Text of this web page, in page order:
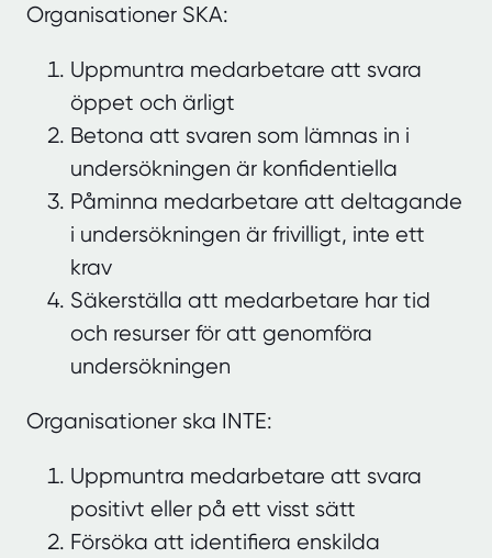
Organisationer SKA:
Uppmuntra medarbetare att svara
öppet och ärligt
Betona att svaren som lämnas in i
undersökningen är konfidentiella
Påminna medarbetare att deltagande
i undersökningen är frivilligt, inte ett
krav
Säkerställa att medarbetare har tid
och resurser för att genomföra
undersökningen
Organisationer ska INTE:
Uppmuntra medarbetare att svara
positivt eller på ett visst sätt
Försöka att identifiera enskilda